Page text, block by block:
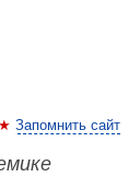
Запомнить сайт